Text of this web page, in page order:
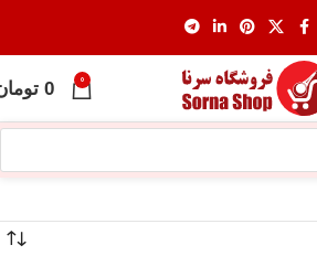
0
0